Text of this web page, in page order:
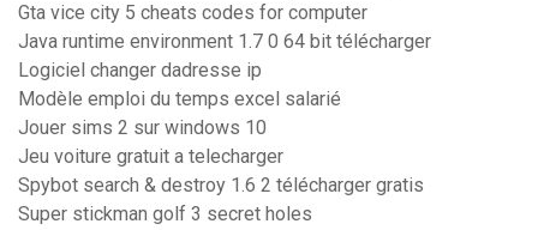
Gta vice city 5 cheats codes for computer
Java runtime environment 1.7 0 64 bit télécharger
Logiciel changer dadresse ip
Modèle emploi du temps excel salarié
Jouer sims 2 sur windows 10
Jeu voiture gratuit a telecharger
Spybot search & destroy 1.6 2 télécharger gratis
Super stickman golf 3 secret holes